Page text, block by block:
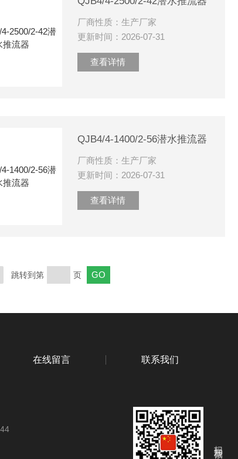
厂商性质：生产厂家
更新时间：2026-07-31
查看详情
QJB4/4-1400/2-56潜水推流器
厂商性质：生产厂家
更新时间：2026-07-31
查看详情
跳转到第 页
在线留言 联系我们